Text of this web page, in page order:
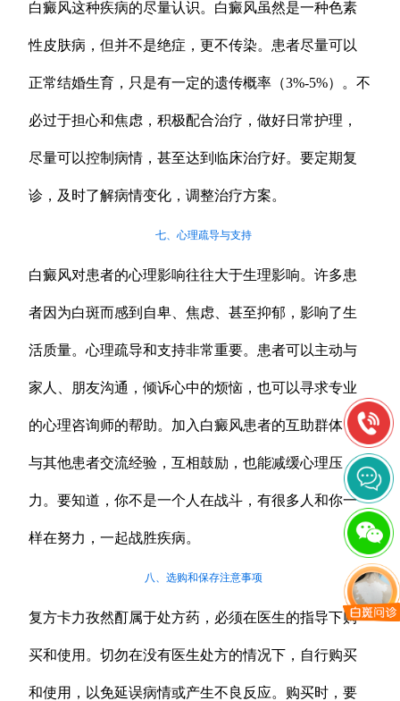
白癜风这种疾病的尽量认识。白癜风虽然是一种色素
性皮肤病，但并不是绝症，更不传染。患者尽量可以
正常结婚生育，只是有一定的遗传概率（3%-5%）。不
必过于担心和焦虑，积极配合治疗，做好日常护理，
尽量可以控制病情，甚至达到临床治疗好。要定期复
诊，及时了解病情变化，调整治疗方案。
七、心理疏导与支持
白癜风对患者的心理影响往往大于生理影响。许多患
者因为白斑而感到自卑、焦虑、甚至抑郁，影响了生
活质量。心理疏导和支持非常重要。患者可以主动与
家人、朋友沟通，倾诉心中的烦恼，也可以寻求专业
的心理咨询师的帮助。加入白癜风患者的互助群体，
与其他患者交流经验，互相鼓励，也能减缓心理压
力。要知道，你不是一个人在战斗，有很多人和你一
样在努力，一起战胜疾病。
八、选购和保存注意事项
复方卡力孜然酊属于处方药，必须在医生的指导下购
买和使用。切勿在没有医生处方的情况下，自行购买
和使用，以免延误病情或产生不良反应。购买时，要